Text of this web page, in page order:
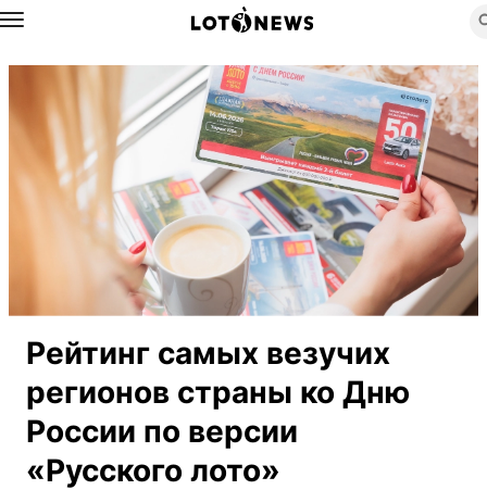
Назад
Рейтинг самых везучих
регионов страны ко Дню
России по версии
«Русского лото»